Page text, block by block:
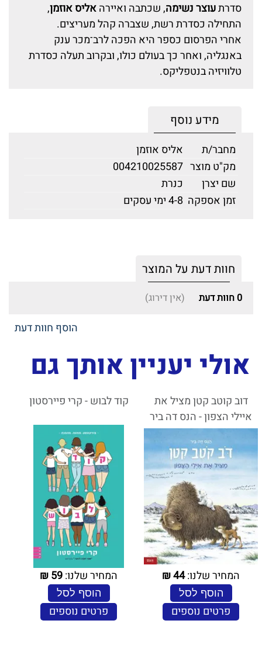
סדרתעוצר נשימה, שכתבה ואיירהאליס אוזמן,
התחילה כסדרת רשת, שצברה קהל מעריצים.
אחרי הפרסום כספר היא הפכה לרב־מכר ענק
באנגליה, ואחר כך בעולם כולו, ובקרוב תעלה כסדרת
טלוויזיה בנטפליקס.
מידע נוסף
מחבר/ת
אליס אוזמן
מק"ט מוצר 004210025587
שם יצרן
כנרת
זמן אספקה 4-8 ימי עסקים
חוות דעת על המוצר
0 חוות דעת (אין דירוג)
הוסף חוות דעת
אולי יעניין אותך גם
דוב קוטב קטן מציל את
איילי הצפון - הנס דה ביר
המחיר שלנו:44
₪
הוסף לסל
פרטים נוספים
קוד לבוש - קרי פיירסטון
המחיר שלנו:59
₪
הוסף לסל
פרטים נוספים